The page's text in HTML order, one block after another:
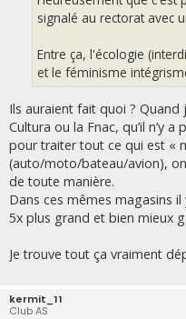
signalé au rectorat avec
Entre ça, l'écologie
et le féminisme
Ils auraient fait quoi ? Quand
Cultura ou la Fnac, qu’il n’y
pour traiter tout ce qui est «
(auto/moto/bateau/avion),
de toute manière.
Dans ces mêmes magasins
5x plus grand et bien mieux
Je trouve tout ça vraiment
kermit_11
Club AS